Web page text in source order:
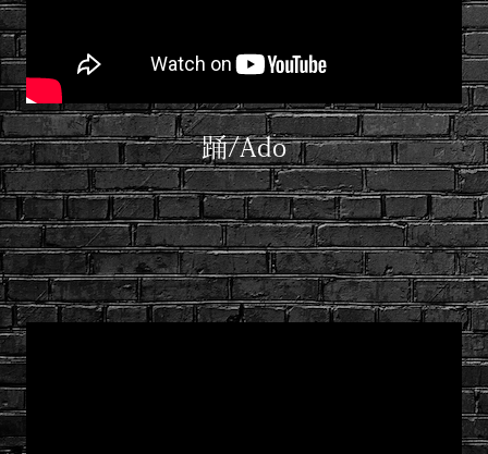
踊/Ado